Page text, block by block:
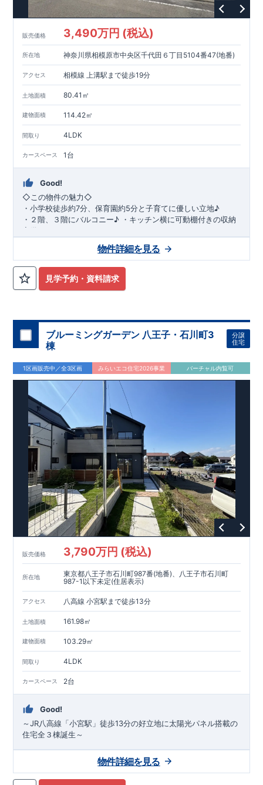
販売価格 3,490万円 (税込)
所在地 神奈川県相模原市中央区千代田６丁目5104番47(地番)
アクセス 相模線 上溝駅まで徒歩19分
土地面積 80.41㎡
建物面積 114.42㎡
間取り 4LDK
カースペース 1台
Good!
◇ この物件の魅力◇
・小学校徒歩約7分、保育園約5分と子育てに優しい立地♪
・２階、３階にバルコニー♪ ・キッチン横に可動棚付きの収納
完備。
相模線「上溝」駅徒歩19分 ◇ロケーション
・相模原市立星が丘小学校
徒歩7分 ・オーケ
ー相模原店
模原店 徒歩
・やまうち医院 徒歩
ります。
・設計、施工、営業が互いに協力しあい、最良のプラ
ンを提供いたします。 ・不要な中間マージンを抑えることで、
コストダウンに努めています。
・東栄住宅
の建物は、国が定めた耐震等級で3を取得。建築基準法で定め
られた、｢数百年に一度発生する地震に対して、倒壊、崩壊しな
い。｣という基準から、さらに
す。
【住宅性能評価ダブル取得】
設計段階で、国が認めた第三者機関が評価しています。
住宅性能評価：評価を受けた図面通りに施工されているか、建
設までに、計4回のチェックが行われます。
でなく、現場の施工状況を検査した上で、品質を保証していま
す。
【充実のアフターサポート】
・東栄住宅では、お引渡し後最大10回の無料定期点検と、
年
間の品質保証を実施。お引渡しからが本当のお付き合いだと考
え、アフターサービスを外部の業者に委託せず、東栄住宅グル
ープ「東栄ホームサービス株式会社」にて責任をもって対応い
たします。
見学予約・資料請求
物件詳細を見る
ブルーミングガーデン 八王子・石川町3
棟
分譲
住宅
1区画販売中／全3区画 みらいエコ住宅2026事業 バーチャル内覧可
販売価格 3,790万円 (税込)
所在地
東京都八王子市石川町987番(地番)、八王子市石川町
987-1以下未定(住居表示)
アクセス 八高線 小宮駅まで徒歩13分
土地面積 161.98㎡
建物面積 103.29㎡
間取り 4LDK
カースペース 2台
Good!
～JR八高線「小宮駅」徒歩13分の好立地に太陽光パネル搭載の
住宅全３棟誕生～
物件詳細を見る